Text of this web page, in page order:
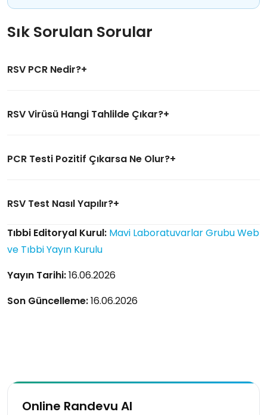
Sık Sorulan Sorular
RSV PCR Nedir?
RSV Virüsü Hangi Tahlilde Çıkar?
PCR Testi Pozitif Çıkarsa Ne Olur?
RSV Test Nasıl Yapılır?
Tıbbi Editoryal Kurul: Mavi Laboratuvarlar Grubu Web
ve Tıbbi Yayın Kurulu
Yayın Tarihi:16.06.2026
Son Güncelleme:16.06.2026
Online Randevu Al